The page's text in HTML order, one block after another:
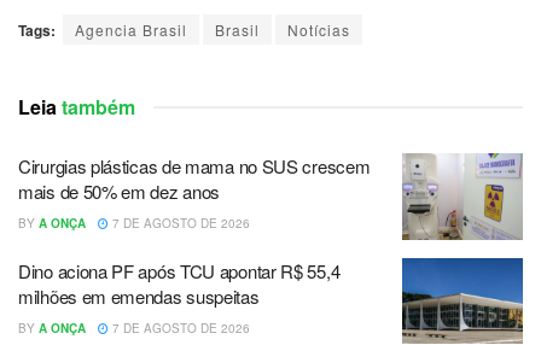
Tags: Agencia Brasil Brasil Notícias
Leiatambém
Cirurgias plásticas de mama no SUS crescem
mais de 50% em dez anos
BY A ONÇA 7 DE AGOSTO DE 2026
Dino aciona PF após TCU apontar R$ 55,4
milhões em emendas suspeitas
BY A ONÇA 7 DE AGOSTO DE 2026